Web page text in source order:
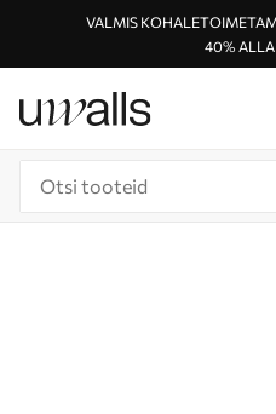
VALMIS
40%